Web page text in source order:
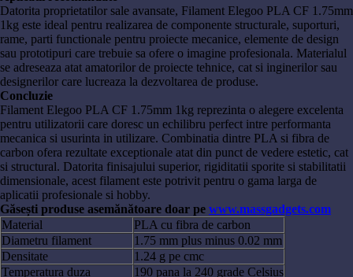
Datorita proprietatilor sale avansate, Filament Elegoo PLA CF 1.75mm
1kg este ideal pentru realizarea de componente structurale, suporturi,
rame, parti functionale pentru proiecte mecanice, elemente de design
sau prototipuri care trebuie sa ofere o imagine profesionala. Materialul
se adreseaza atat amatorilor de proiecte tehnice, cat si inginerilor sau
designerilor care lucreaza la dezvoltarea de produse.
Concluzie
Filament Elegoo PLA CF 1.75mm 1kg reprezinta o alegere excelenta
pentru utilizatorii care doresc un echilibru perfect intre performanta
mecanica si usurinta in utilizare. Combinatia dintre PLA si fibra de
carbon ofera rezultate exceptionale atat din punct de vedere estetic, cat
si structural. Datorita finisajului superior, rigiditatii sporite si stabilitatii
dimensionale, acest filament este potrivit pentru o gama larga de
aplicatii profesionale si hobby.
Găsești produse asemănătoare doar pe www.massgadgets.com
Material
PLA cu fibra de carbon
Diametru filament
1.75 mm plus minus 0.02 mm
Densitate
1.24 g pe cmc
Temperatura duza
190 pana la 240 grade Celsius